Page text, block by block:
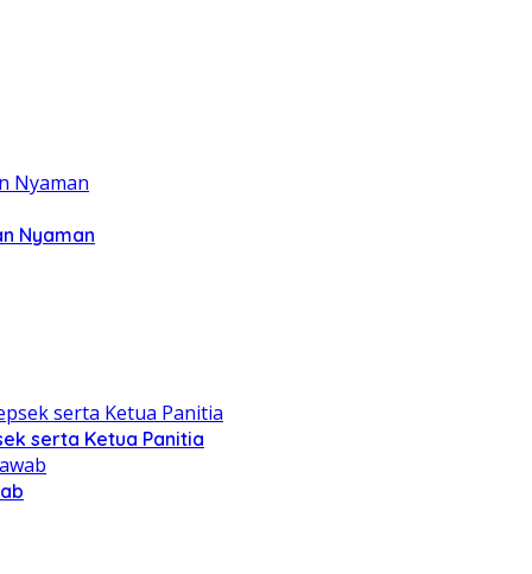
Nyaman
serta Ketua Panitia